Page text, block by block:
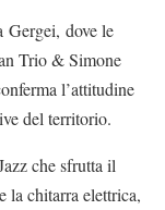
Gergei, dove le
Trio & Simone
l’attitudine
del territorio.
che sfrutta il
la chitarra elettrica,